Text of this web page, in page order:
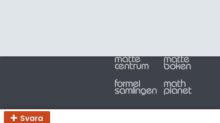
Svara